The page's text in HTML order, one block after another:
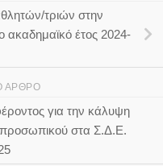
τριών στην
ακαδημαϊκό έτος 2024-
ΆΡΘΡΟ
για την κάλυψη
προσωπικού στα Σ.Δ.Ε.